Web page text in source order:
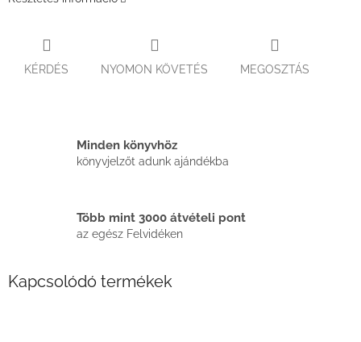
KÉRDÉS NYOMON KÖVETÉS MEGOSZTÁS
Minden könyvhöz
könyvjelzőt adunk ajándékba
Több mint 3000 átvételi pont
az egész Felvidéken
Kapcsolódó termékek